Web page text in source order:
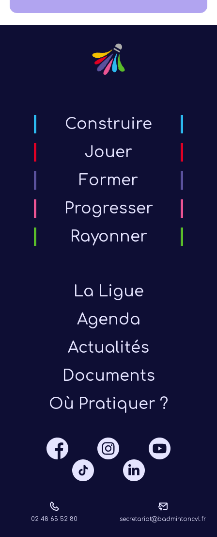
Construire
Jouer
Former
Progresser
Rayonner
La Ligue
Agenda
Actualités
Documents
Où Pratiquer ?
02 48 65 52 80 secretariat@badmintoncvl.fr